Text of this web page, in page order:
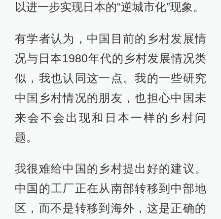
以进一步实现日本的“逆城市化”现象。
有学者认为，中国目前的乡村发展情
况与日本1980年代的乡村发展情况类
似，我也认同这一点。我的一些研究
中国乡村情况的朋友，也担心中国未
来会不会出现和日本一样的乡村问
题。
我很难给中国的乡村提出好的建议。
中国的工厂正在从南部转移到中部地
区，而不是转移到海外，这是正确的